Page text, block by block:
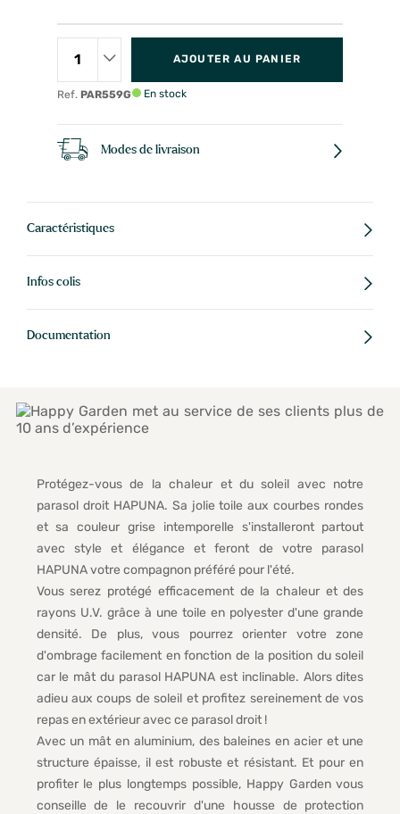
Ref. PAR559G
AJOUTER AU PANIER
En stock
Modes de livraison
Caractéristiques
Infos colis
Documentation
Protégez-vous de la chaleur et du soleil avec notre
parasol droit HAPUNA. Sa jolie toile aux courbes rondes
et sa couleur grise intemporelle s'installeront partout
avec style et élégance et feront de votre parasol
HAPUNA votre compagnon préféré pour l'été.
Vous serez protégé efficacement de la chaleur et des
rayons U.V. grâce à une toile en polyester d'une grande
densité. De plus, vous pourrez orienter votre zone
d'ombrage facilement en fonction de la position du soleil
car le mât du parasol HAPUNA est inclinable. Alors dites
adieu aux coups de soleil et profitez sereinement de vos
repas en extérieur avec ce parasol droit !
Avec un mât en aluminium, des baleines en acier et une
structure épaisse, il est robuste et résistant. Et pour en
profiter le plus longtemps possible, Happy Garden vous
conseille de le recouvrir d'une housse de protection